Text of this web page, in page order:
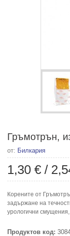
Гръмотрън,
от: Билкария
1,30 € /
Корените от
задържане на
урологични
Продуктов код: